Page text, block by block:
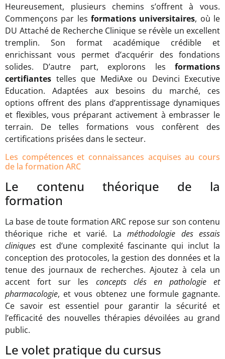
Heureusement, plusieurs chemins s’offrent à vous.
Commençons par les formations universitaires, où le
DU Attaché de Recherche Clinique se révèle un excellent
tremplin. Son format académique crédible et
enrichissant vous permet d’acquérir des fondations
solides. D’autre part, explorons les formations
certifiantes telles que MediAxe ou Devinci Executive
Education. Adaptées aux besoins du marché, ces
options offrent des plans d’apprentissage dynamiques
et flexibles, vous préparant activement à embrasser le
terrain. De telles formations vous confèrent des
certifications prisées dans le secteur.
Les compétences et connaissances acquises au cours
de la formation ARC
Le contenu théorique de la
formation
La base de toute formation ARC repose sur son contenu
théorique riche et varié. Laméthodologie des essais
cliniques est d’une complexité fascinante qui inclut la
conception des protocoles, la gestion des données et la
tenue des journaux de recherches. Ajoutez à cela un
accent fort sur les concepts clés en pathologie et
pharmacologie, et vous obtenez une formule gagnante.
Ce savoir est essentiel pour garantir la sécurité et
l’efficacité des nouvelles thérapies dévoilées au grand
public.
Le volet pratique du cursus